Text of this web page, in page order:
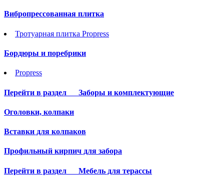
Вибропрессованная плитка
Тротуарная плитка Propress
Бордюры и поребрики
Propress
Перейти в раздел Заборы и комплектующие
Оголовки, колпаки
Вставки для колпаков
Профильный кирпич для забора
Перейти в раздел Мебель для терассы